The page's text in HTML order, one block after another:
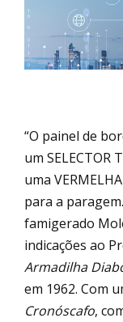
“O painel de
um SELECTOR
uma
para a
famigerado
indicações ao
Armadilha
em 1962. Com
Cronóscafo,